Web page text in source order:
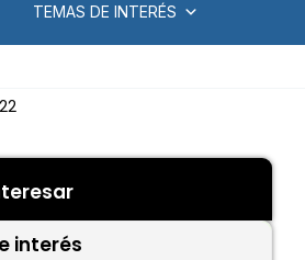
TEMAS DE INTERÉS
interés